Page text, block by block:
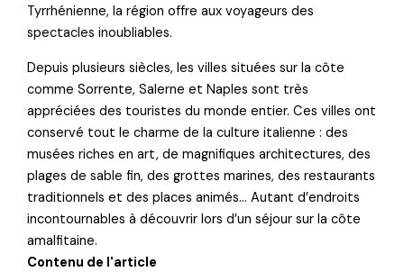
Tyrrhénienne, la région offre aux voyageurs des
spectacles inoubliables.
Depuis plusieurs siècles, les villes situées sur la côte
comme Sorrente, Salerne et Naples sont très
appréciées des touristes du monde entier. Ces villes ont
conservé tout le charme de la culture italienne : des
musées riches en art, de magnifiques architectures, des
plages de sable fin, des grottes marines, des restaurants
traditionnels et des places animés… Autant d’endroits
incontournables à découvrir lors d’un séjour sur la côte
amalfitaine.
Contenu de l'article